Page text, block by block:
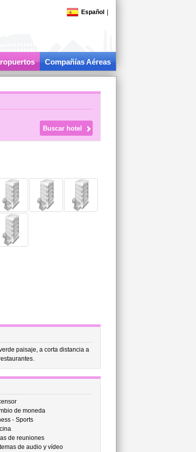
Español
Compañías Aéreas
paisaje, a corta distancia a
de moneda
- Sports
de reuniones
de audio y vídeo